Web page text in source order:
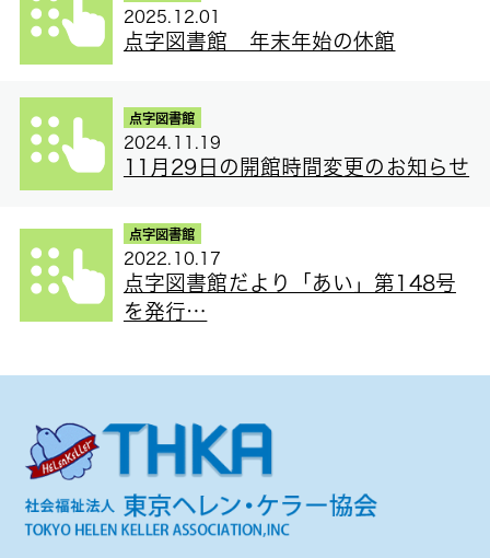
2025.12.01
点字図書館 年末年始の休館
点字図書館
2024.11.19
11月29日の開館時間変更のお知らせ
点字図書館
2022.10.17
点字図書館だより「あい」第148号
を発行…